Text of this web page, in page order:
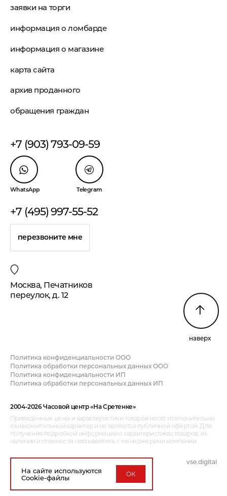
заявки на торги
информация о ломбарде
информация о магазине
карта сайта
архив проданного
обращения граждан
+7 (903) 793-09-59
WhatsApp Telegram
+7 (495) 997-55-52
перезвоните мне
Москва, Печатников
переулок, д. 12
наверх
Политика конфиденциальности ООО
Политика обработки персональных данных ООО
Политика конфиденциальности ИП
Политика обработки персональных данных ИП
2004-2026 Часовой центр «На Сретенке»
Приведённые цены и характеристики товаров носят исключительно
ознакомительный характер и не являются публичной офертой. Для
получения подробной информации о характеристиках товаров, их
наличии и стоимости связывайтесь с менеджерами компании.
vse.digital
На сайте используются
Cookie-файлы
ОК